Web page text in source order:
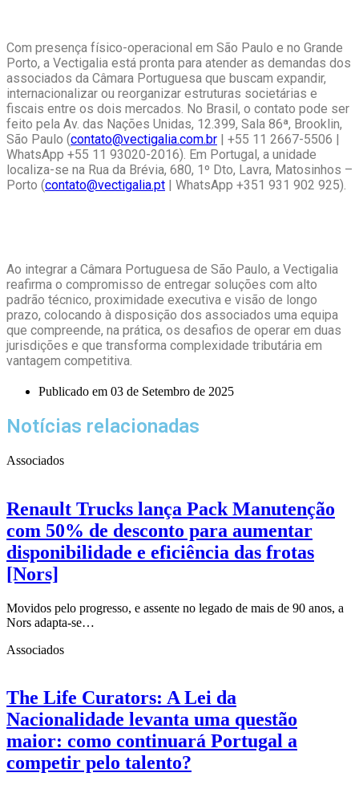
Com presença físico-operacional em São Paulo e no Grande
Porto, a Vectigalia está pronta para atender as demandas dos
associados da Câmara Portuguesa que buscam expandir,
internacionalizar ou reorganizar estruturas societárias e
fiscais entre os dois mercados. No Brasil, o contato pode ser
feito pela Av. das Nações Unidas, 12.399, Sala 86ª, Brooklin,
São Paulo (contato@vectigalia.com.br | +55 11 2667-5506 |
WhatsApp +55 11 93020-2016). Em Portugal, a unidade
localiza-se na Rua da Brévia, 680, 1º Dto, Lavra, Matosinhos –
Porto (contato@vectigalia.pt | WhatsApp +351 931 902 925).
Ao integrar a Câmara Portuguesa de São Paulo, a Vectigalia
reafirma o compromisso de entregar soluções com alto
padrão técnico, proximidade executiva e visão de longo
prazo, colocando à disposição dos associados uma equipa
que compreende, na prática, os desafios de operar em duas
jurisdições e que transforma complexidade tributária em
vantagem competitiva.
Publicado em 03 de Setembro de 2025
Notícias relacionadas
Associados
Renault Trucks lança Pack Manutenção
com 50% de desconto para aumentar
disponibilidade e eficiência das frotas
[Nors]
Movidos pelo progresso, e assente no legado de mais de 90 anos, a
Nors adapta-se…
Associados
The Life Curators: A Lei da
Nacionalidade levanta uma questão
maior: como continuará Portugal a
competir pelo talento?